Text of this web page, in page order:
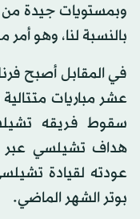
وبمستويات جيدة
بالنسبة لنا، وهو أمر
في المقابل أصبح
سقوط فريقه
هداف تشيلسي عبر
عودته لقيادة
بوتر الشهر الماضي.